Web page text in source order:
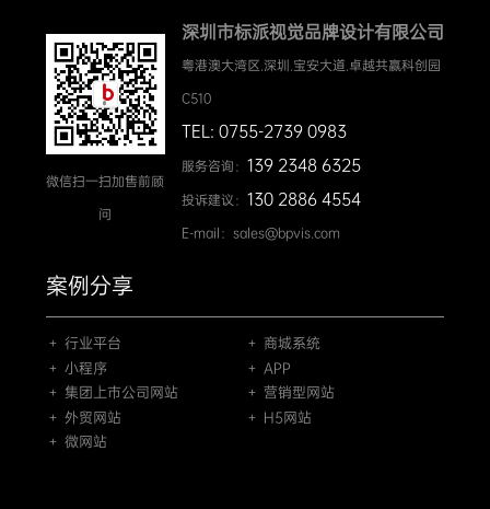
微信扫一扫加售前顾
问
深圳市标派视觉品牌设计有限公司
粤港澳大湾区.深圳.宝安大道.卓越共赢科创园
C510
TEL: 0755-2739 0983
服务咨询： 139 2348 6325
投诉建议： 130 2886 4554
E-mail：sales@bpvis.com
案例分享
＋ 行业平台
＋ 商城系统
＋ 小程序
＋ APP
＋ 集团上市公司网站
＋ 营销型网站
＋ 外贸网站
＋ H5网站
＋ 微网站